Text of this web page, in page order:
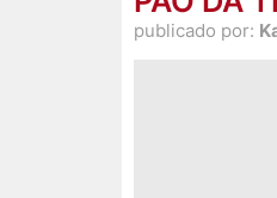
publicado por: